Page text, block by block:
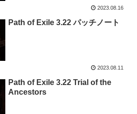
2023.08.16
Path of Exile 3.22 パッチノート
2023.08.11
Path of Exile 3.22 Trial of the
Ancestors